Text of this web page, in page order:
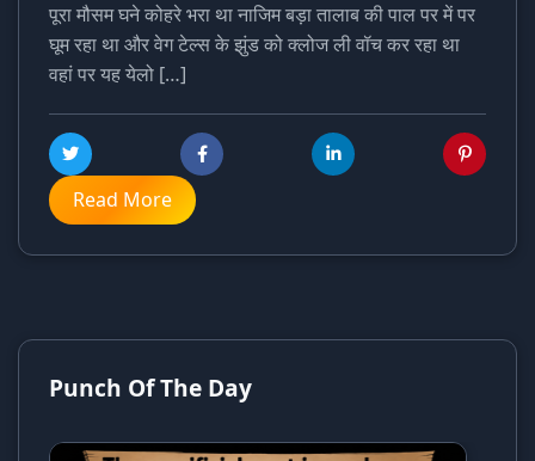
पूरा मौसम घने कोहरे भरा था नाजिम बड़ा तालाब की पाल पर में पर
घूम रहा था और वेग टेल्स के झुंड को क्लोज ली वॉच कर रहा था
वहां पर यह येलो […]
Read More
Punch Of The Day